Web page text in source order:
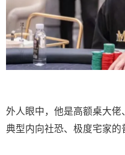
外人眼中，他是高额桌大
典型内向社恐、极度宅家的